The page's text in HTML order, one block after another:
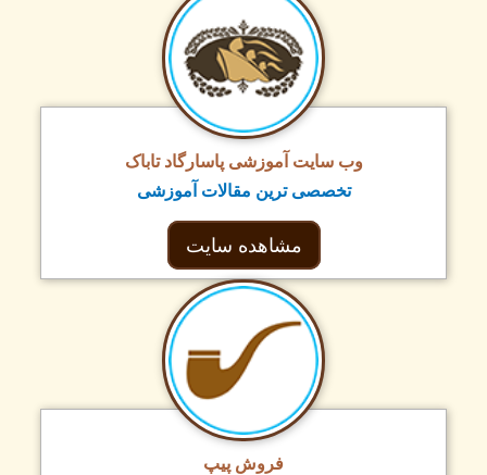
وب سایت آموزشی پاسارگاد تاباک
تخصصی ترین مقالات آموزشی
مشاهده سایت
فروش پیپ